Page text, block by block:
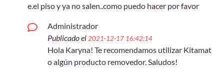
e.el piso y ya no salen..como puedo hacer por favor
Administrador
Publicado el 2021-12-17 16:42:14
Hola Karyna! Te recomendamos utilizar Kitamat
o algún producto removedor. Saludos!